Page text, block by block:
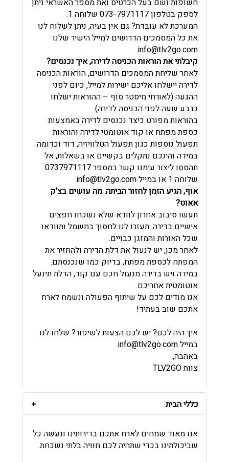
חשופות ושם בעל הכרטיס ואת מספר האשראי ניתן
לספק בטלפון 073-7971117 שלוחה 1.
המערכת לא עובדת? גם אין בעיה, ניתן לשלוח לנו
את כל המסמכים הדרושים למייל הישיר שלנו
info@tlv2go.com
.
קיבלתי את הוראות הכניסה לדירה, איך נכנסים?
לאחר שליחת המסמכים הדרושים, הוראות הכניסה
לדירה יישלחו אליכם ישירות למייל, כיום לפני
ההגעה (לאורחי מיסטר סוף – ההוראות ישלחו
כרבע שעה לפני הכניסה לדירה).
בהוראות מפורט כיצד נכנסים לדירה באמצעות
כספת מפתח או קוד אוטומטי לדירה והוראות
תפעול נוספות כגון תפעול הטלוויזיה, דוד וכדומה.
במידה והינכם נתקלים בקשיים או בשאלות, אל
תהססו ליצור עימנו קשר במספר 0737971117
שלוחה 1 או במייל
info@tlv2go.com
.
אוף, הגיע הזמן לחזור הביתה. מה עושים בצ'ק
אאוט?
תעשו סיבוב אחרון לוודא שלא נשכחו חפצים
אישיים בדירה. תעזרו לנו לחסוך בחשמל ותוודאו
שכל האורות והמזגן כבויים.
לאחר מכן, יש לנעול את דלת הדירה ולהחזיר את
המפתח לכספת מפתח, בדיוק כמו שנכנסתם.
במידה ויש בדירה מנעול חכם עם קוד, הדלת תינעל
אוטומטית אחריכם.
אנו מודים לכם על שיתוף הפעולה ונשמח לארח
אתכם שוב בעתיד!
איך היה לכם? יש לכם הצעות לשיפור? שלחו לנו
במיילinfo@tlv2go.com
.
באהבה,
צוות TLV2GO
כללי הבית
אנו מאוד שמחים לארח אתכם בדירותינו ונעשה כל
שביכולתינו בכדי שתהיה לכם חוויה בלתי נשכחת.